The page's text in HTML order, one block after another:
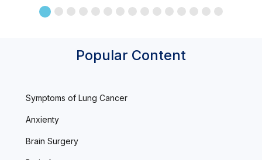
Popular Content
Symptoms of Lung Cancer
Anxienty
Brain Surgery